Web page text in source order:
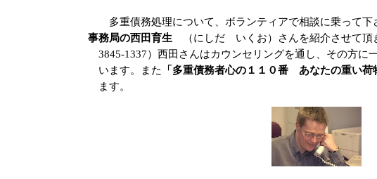
多重債務処理について、ボランティアで相談に乗って下さ
事務局の西田育生
（にしだ いくお）さんを紹介させて頂
3845-1337）西田さんはカウンセリングを通し、その方に一番
います。また
「多重債務者心の１１０番 あなたの重い荷
ます。